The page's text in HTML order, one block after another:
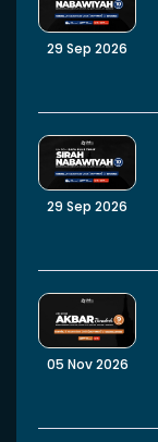
29 Sep 2026
29 Sep 2026
05 Nov 2026